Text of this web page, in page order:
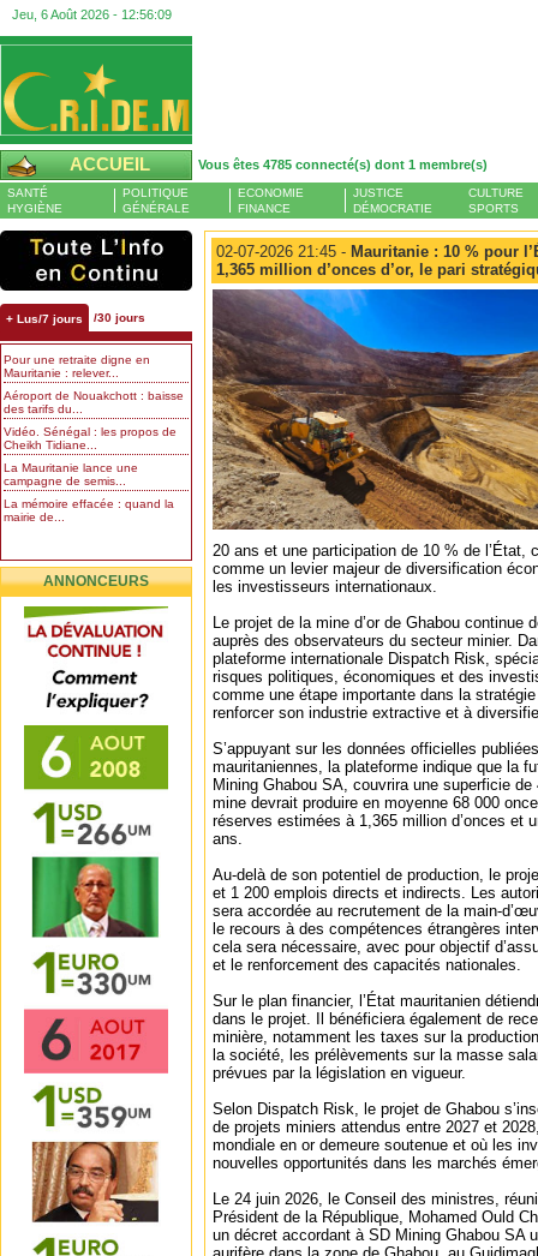
Jeu, 6 Août 2026 - 12:56:10
ACCUEIL Vous êtes 4785 connecté(s) dont 1 membre(s)
SANTÉ
HYGIÈNE
POLITIQUE
GÉNÉRALE
ECONOMIE
FINANCE
JUSTICE
DÉMOCRATIE
CULTURE
SPORTS
+ Lus/7 jours /30 jours
Pour une retraite digne en
Mauritanie : relever...
Aéroport de Nouakchott : baisse
des tarifs du...
Vidéo. Sénégal : les propos de
Cheikh Tidiane...
La Mauritanie lance une
campagne de semis...
La mémoire effacée : quand la
mairie de...
ANNONCEURS
02-07-2026 21:45 - Mauritanie : 10 % pour
1,365 million d’onces d’or, le pari
20 ans et une participation de 10 % de l’État,
comme un levier majeur de diversification
les investisseurs internationaux.
Le projet de la mine d’or de Ghabou continue
auprès des observateurs du secteur minier.
plateforme internationale Dispatch Risk,
risques politiques, économiques et des
comme une étape importante dans la
renforcer son industrie extractive et à
S’appuyant sur les données officielles
mauritaniennes, la plateforme indique que la
Mining Ghabou SA, couvrira une superficie
mine devrait produire en moyenne 68 000
réserves estimées à 1,365 million d’onces et
ans.
Au-delà de son potentiel de production, le
et 1 200 emplois directs et indirects. Les
sera accordée au recrutement de la main-
le recours à des compétences étrangères
cela sera nécessaire, avec pour objectif
et le renforcement des capacités nationales.
Sur le plan financier, l’État mauritanien
dans le projet. Il bénéficiera également de
minière, notamment les taxes sur la
la société, les prélèvements sur la masse
prévues par la législation en vigueur.
Selon Dispatch Risk, le projet de Ghabou
de projets miniers attendus entre 2027 et
mondiale en or demeure soutenue et où les
nouvelles opportunités dans les marchés
Le 24 juin 2026, le Conseil des ministres,
Président de la République, Mohamed Ould
un décret accordant à SD Mining Ghabou SA